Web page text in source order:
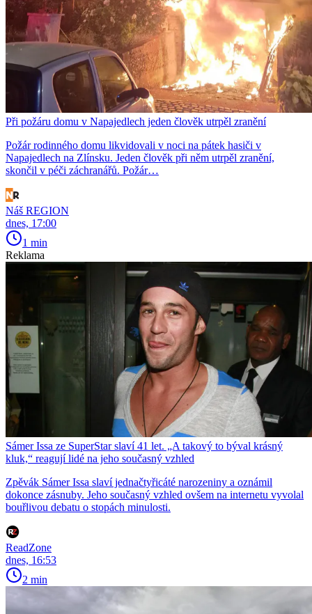
Při požáru domu v Napajedlech jeden člověk utrpěl zranění
Požár rodinného domu likvidovali v noci na pátek hasiči v
Napajedlech na Zlínsku. Jeden člověk při něm utrpěl zranění,
skončil v péči záchranářů. Požár…
Náš REGION
dnes, 17:00
1 min
Reklama
Sámer Issa ze SuperStar slaví 41 let. „A takový to býval krásný
kluk,“ reagují lidé na jeho současný vzhled
Zpěvák Sámer Issa slaví jednačtyřicáté narozeniny a oznámil
dokonce zásnuby. Jeho současný vzhled ovšem na internetu vyvolal
bouřlivou debatu o stopách minulosti.
ReadZone
dnes, 16:53
2 min